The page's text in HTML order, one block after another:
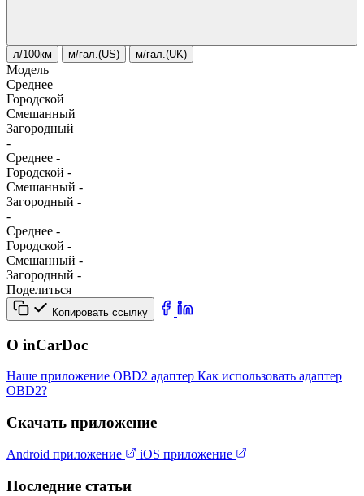
л/100км м/гал.(US) м/гал.(UK)
Модель
Среднее
Городской
Смешанный
Загородный
-
Среднее -
Городской -
Смешанный -
Загородный -
-
Среднее -
Городской -
Смешанный -
Загородный -
Поделиться
Копировать ссылку
О inCarDoc
Наше приложение OBD2 адаптер Как использовать адаптер
OBD2?
Скачать приложение
Android приложение iOS приложение
Последние статьи